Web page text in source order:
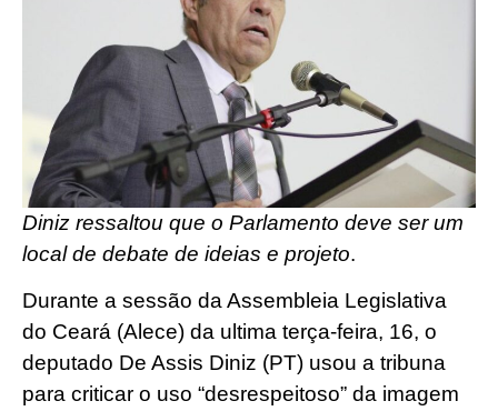
Diniz ressaltou que o Parlamento deve ser um
local de debate de ideias e projeto.
Durante a sessão da Assembleia Legislativa
do Ceará (Alece) da ultima terça-feira, 16, o
deputado De Assis Diniz (PT) usou a tribuna
para criticar o uso “desrespeitoso” da imagem